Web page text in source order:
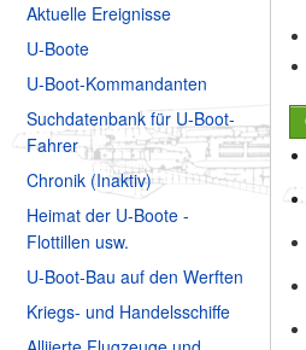
Aktuelle Ereignisse
U-Boote
U-Boot-Kommandanten
Suchdatenbank für U-Boot-
Fahrer
Chronik (Inaktiv)
Heimat der U-Boote -
Flottillen usw.
U-Boot-Bau auf den Werften
Kriegs- und Handelsschiffe